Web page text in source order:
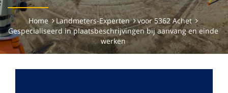
Home Landmeters-Experten
voor 5362 Achet
Gespecialiseerd in plaatsbeschrijvingen bij aanvang en einde
werken